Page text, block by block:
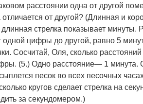
расстоянии одна от другой
от другой? (Длинная и
стрелка показывает минуты.
одной цифры до другой, равно 5
Сосчитай, Оля, сколько
(5.) Одно расстояние— 1 минута.
песок во всех песочных
кругов сделает стрелка на
за секундомером.)